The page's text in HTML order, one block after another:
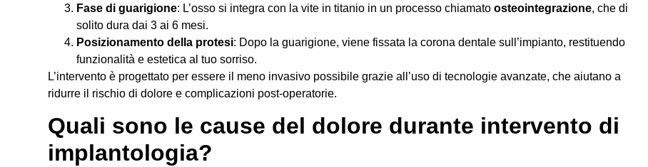
Fase di guarigione: L’osso si integra con la vite in titanio in un processo chiamatoosteointegrazione, che di
solito dura dai 3 ai 6 mesi.
Posizionamento della protesi: Dopo la guarigione, viene fissata la corona dentale sull’impianto, restituendo
funzionalità e estetica al tuo sorriso.
L’intervento è progettato per essere il meno invasivo possibile grazie all’uso di tecnologie avanzate, che aiutano a
ridurre il rischio di dolore e complicazioni post-operatorie.
Quali sono le cause del dolore durante intervento di
implantologia?